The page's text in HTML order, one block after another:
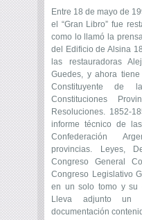
Entre 18 de mayo de
el “Gran Libro” fue
como lo llamó la
del Edificio de Alsina
las restauradoras
Guedes, y ahora tiene
Constituyente de
Constituciones
Resoluciones. 1852-
informe técnico de
Confederación
provincias. Leyes,
Congreso General
Congreso Legislativo
en un solo tomo y su
Lleva adjunto un
documentación